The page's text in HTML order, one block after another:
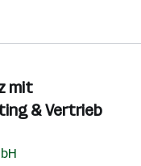
mit
& Vertrieb